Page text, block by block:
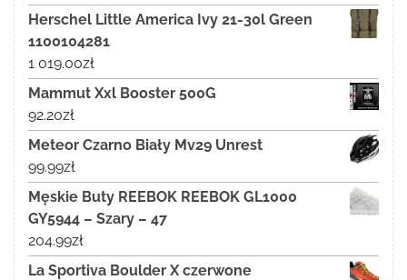
Herschel Little America Ivy 21-30l Green
1100104281
1 019.00zł
Mammut Xxl Booster 500G
92.20zł
Meteor Czarno Biały Mv29 Unrest
99.99zł
Męskie Buty REEBOK REEBOK GL1000
GY5944 – Szary – 47
204.99zł
La Sportiva Boulder X czerwone